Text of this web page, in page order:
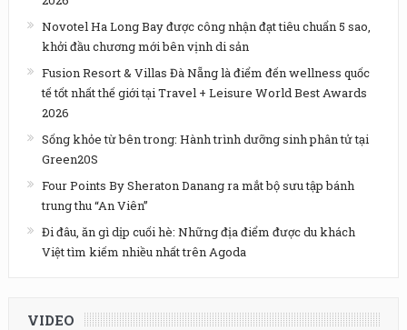
Novotel Ha Long Bay được công nhận đạt tiêu chuẩn 5 sao,
khởi đầu chương mới bên vịnh di sản
Fusion Resort & Villas Đà Nẵng là điểm đến wellness quốc
tế tốt nhất thế giới tại Travel + Leisure World Best Awards
2026
Sống khỏe từ bên trong: Hành trình dưỡng sinh phân tử tại
Green20S
Four Points By Sheraton Danang ra mắt bộ sưu tập bánh
trung thu “An Viên”
Đi đâu, ăn gì dịp cuối hè: Những địa điểm được du khách
Việt tìm kiếm nhiều nhất trên Agoda
VIDEO